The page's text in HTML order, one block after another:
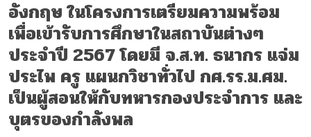
อังกฤษ ในโครงการเตรียมความพร้อม
เพื่อเข้ารับการศึกษาในสถาบันต่างๆ
ประจำปี 2567 โดยมี จ.ส.ท. ธนากร แจ่ม
ประไพ ครู แผนก​วิชา​ทั่วไป​ กศ.รร.ม.ศม.
เป็นผู้สอนให้กับทหารกองประจำการ และ
บุตรของกำลังพล